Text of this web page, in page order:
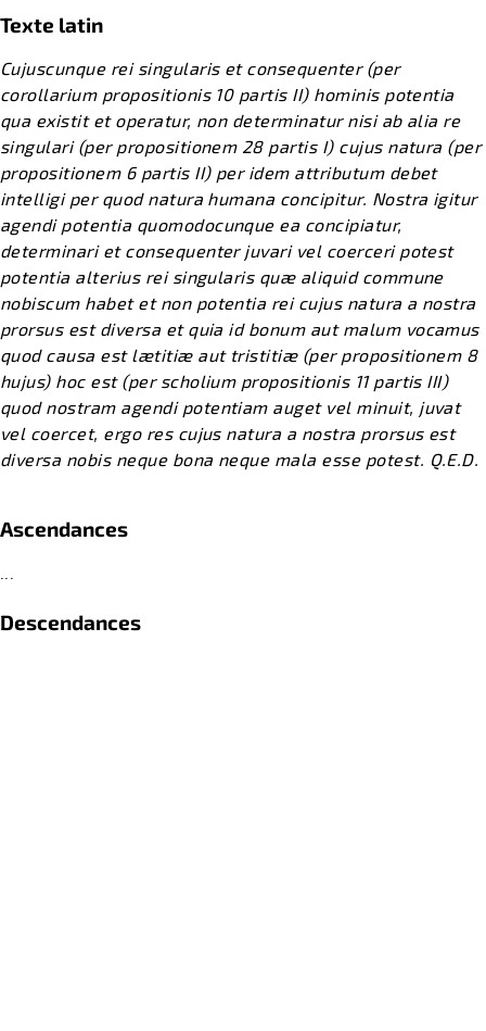
Texte latin
Cujuscunque rei singularis et consequenter (per
corollarium propositionis 10 partis II) hominis potentia
qua existit et operatur, non determinatur nisi ab alia re
singulari (per propositionem 28 partis I) cujus natura (per
propositionem 6 partis II) per idem attributum debet
intelligi per quod natura humana concipitur. Nostra igitur
agendi potentia quomodocunque ea concipiatur,
determinari et consequenter juvari vel coerceri potest
potentia alterius rei singularis quæ aliquid commune
nobiscum habet et non potentia rei cujus natura a nostra
prorsus est diversa et quia id bonum aut malum vocamus
quod causa est lætitiæ aut tristitiæ (per propositionem 8
hujus) hoc est (per scholium propositionis 11 partis III)
quod nostram agendi potentiam auget vel minuit, juvat
vel coercet, ergo res cujus natura a nostra prorsus est
diversa nobis neque bona neque mala esse potest. Q.E.D.
Ascendances
Descendances